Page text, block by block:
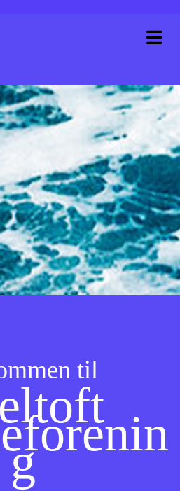
til
g